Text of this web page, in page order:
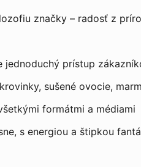
značky – radosť z
jednoduchý prístup
sušené ovocie,
formátmi a médiami
s energiou a štipkou